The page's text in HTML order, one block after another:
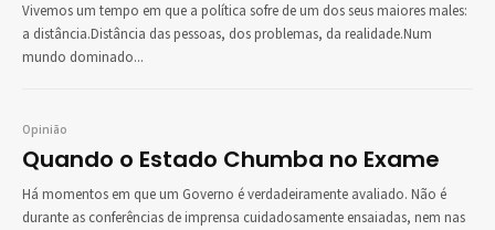
Vivemos um tempo em que a política sofre de um dos seus maiores males:
a distância.Distância das pessoas, dos problemas, da realidade.Num
mundo dominado...
Opinião
Quando o Estado Chumba no Exame
Há momentos em que um Governo é verdadeiramente avaliado. Não é
durante as conferências de imprensa cuidadosamente ensaiadas, nem nas